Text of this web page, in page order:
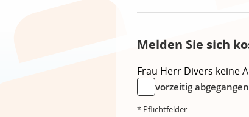
Melden Sie sich
Frau Herr Divers keine
vorzeitig
* Pflichtfelder